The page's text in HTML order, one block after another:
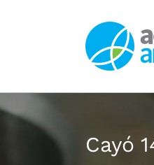
Cayó